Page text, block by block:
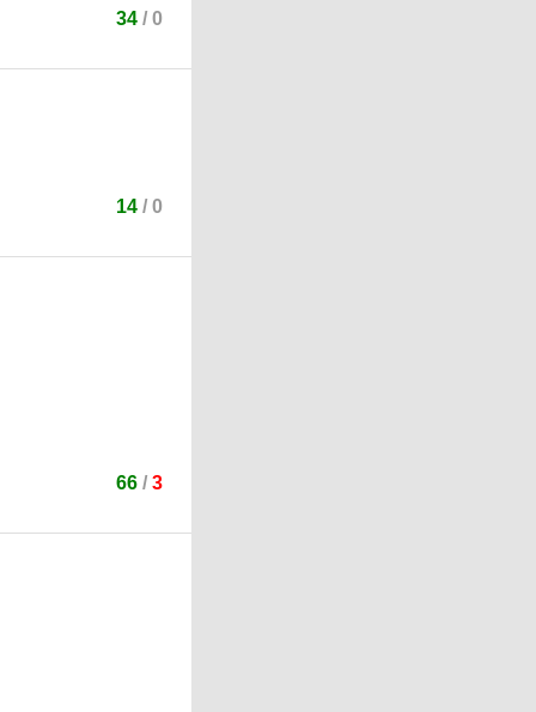
34 / 0
14 / 0
66 / 3